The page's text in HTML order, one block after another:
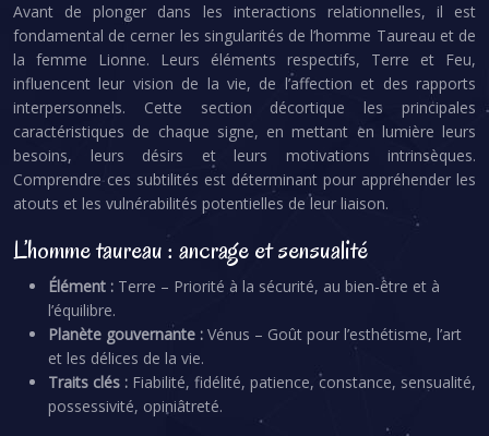
Avant de plonger dans les interactions relationnelles, il est
fondamental de cerner les singularités de l’homme Taureau et de
la femme Lionne. Leurs éléments respectifs, Terre et Feu,
influencent leur vision de la vie, de l’affection et des rapports
interpersonnels. Cette section décortique les principales
caractéristiques de chaque signe, en mettant en lumière leurs
besoins, leurs désirs et leurs motivations intrinsèques.
Comprendre ces subtilités est déterminant pour appréhender les
atouts et les vulnérabilités potentielles de leur liaison.
L’homme taureau : ancrage et sensualité
Élément : Terre – Priorité à la sécurité, au bien-être et à
l’équilibre.
Planète gouvernante : Vénus – Goût pour l’esthétisme, l’art
et les délices de la vie.
Traits clés : Fiabilité, fidélité, patience, constance, sensualité,
possessivité, opiniâtreté.